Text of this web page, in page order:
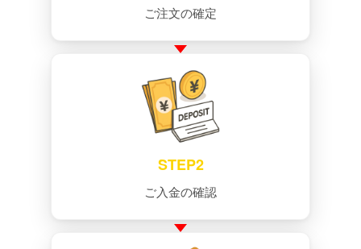
ご注文の確定
STEP2
ご入金の確認